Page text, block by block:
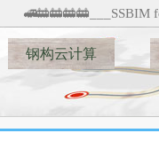
🚅🚋🚋🚋🚋___SSBIM for
钢构云计算